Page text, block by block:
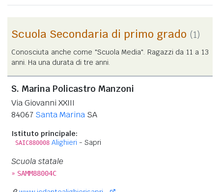
Scuola Secondaria di primo grado (1)
Conosciuta anche come "Scuola Media". Ragazzi da 11 a 13
anni. Ha una durata di tre anni.
S. Marina Policastro Manzoni
Via Giovanni XXIII
84067 Santa Marina SA
Istituto principale:
SAIC880008 Alighieri - Sapri
Scuola statale
» SAMM88004C